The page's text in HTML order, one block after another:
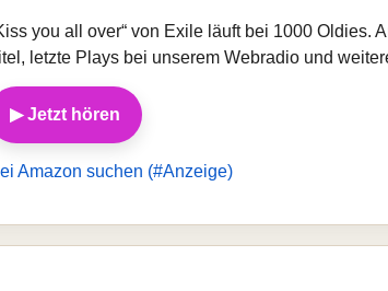
you all over“ von Exile läuft bei 1000 Oldies.
letzte Plays bei unserem Webradio und
▶ Jetzt hören
Amazon suchen (#Anzeige)